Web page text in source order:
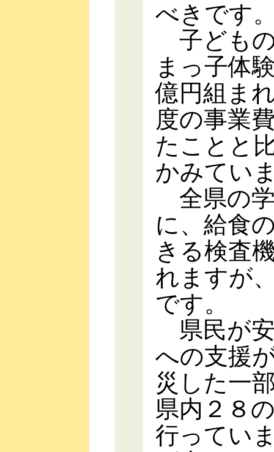
べきです
子ども
まっ子体
億円組ま
度の事業
たことと
かみてい
全県の
に、給食
きる検査
れますが
です。
県民が
への支援
災した一
県内２８
行ってい